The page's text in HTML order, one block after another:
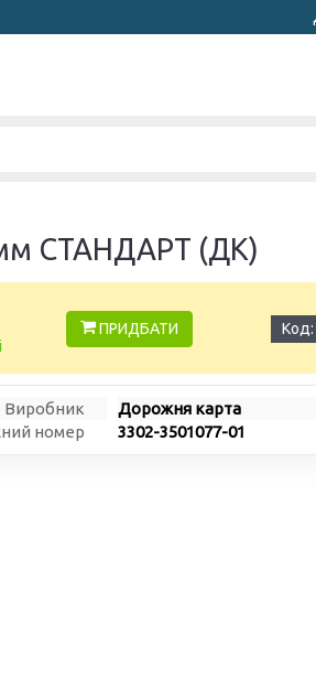
СТАНДАРТ (ДК)
ПРИДБАТИ
Виробник
Дорожня карта
номер
3302-3501077-01